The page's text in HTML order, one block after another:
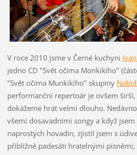
V roce 2010 jsme v Černé kuchyni
jedno CD "Svět očima Monkikiho"
"Svět očima Munkikiho" skupiny
performanční repertoár je ovšem
dokážeme hrát velmi dlouho.
všemi dosavadními songy a když
naprostých hovadin, zjistil jsem s
přibližně padesáti hratelnými